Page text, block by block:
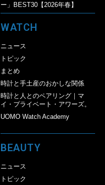
ー」BEST30【2026年春】
WATCH
ニュース
トピック
まとめ
時計と手土産のおかしな関係
時計と人とのペアリング｜マ
イ・プライベート・アワーズ。
UOMO Watch Academy
BEAUTY
ニュース
トピック